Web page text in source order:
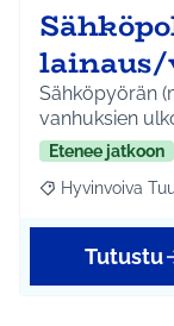
lainaus/
Sähköpyörän
vanhuksien
Etenee jatkoon
Rajaa tulokset
Hyvinvoiva
Tutustu